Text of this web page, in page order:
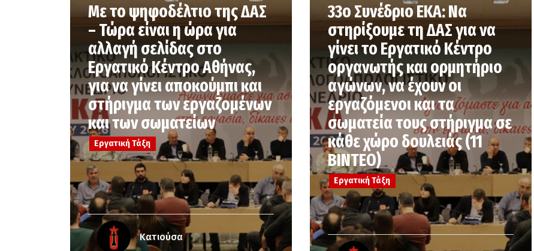
Με το ψηφοδέλτιο της ΔΑΣ
– Τώρα είναι η ώρα για
αλλαγή σελίδας στο
Εργατικό Κέντρο Αθήνας,
για να γίνει αποκούμπι και
στήριγμα των εργαζομένων
και των σωματείων
Εργατική Τάξη
Κατιούσα
33ο Συνέδριο ΕΚΑ: Να
στηρίξουμε τη ΔΑΣ για να
γίνει το Εργατικό Κέντρο
οργανωτής και ορμητήριο
αγώνων, να έχουν οι
εργαζόμενοι και τα
σωματεία τους στήριγμα σε
κάθε χώρο δουλειάς (11
ΒΙΝΤΕΟ)
Εργατική Τάξη